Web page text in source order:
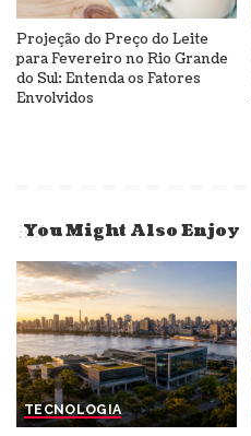
Projeção do Preço do Leite
para Fevereiro no Rio Grande
do Sul: Entenda os Fatores
Envolvidos
You Might Also Enjoy
TECNOLOGIA